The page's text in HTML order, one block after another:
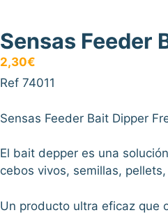
Sensas Feeder
2,30€
Ref 74011
Sensas Feeder Bait Dipper
El bait depper es una
cebos vivos, semillas,
Un producto ultra eficaz que